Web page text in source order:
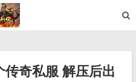
奇私服 解压后出